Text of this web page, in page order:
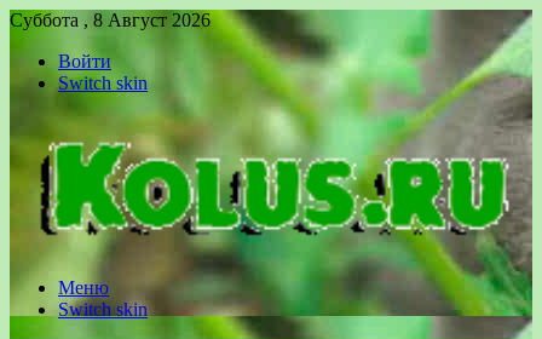
Суббота , 8 Август 2026
Войти
Switch skin
Меню
Switch skin